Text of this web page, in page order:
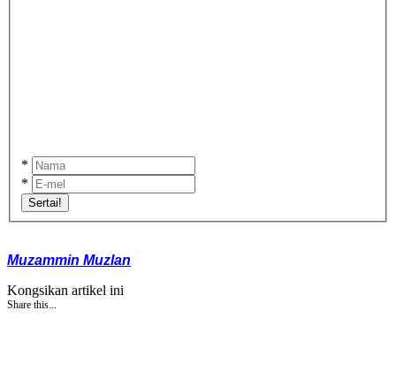
*
*
Sertai!
Muzammin Muzlan
Kongsikan artikel ini
Share this...